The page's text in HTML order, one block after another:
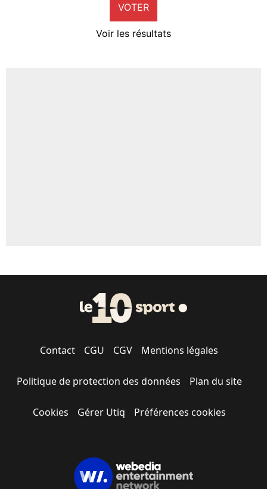
VOTER
Voir les résultats
Contact CGU CGV Mentions légales
Politique de protection des données Plan du site
Cookies Gérer Utiq Préférences cookies